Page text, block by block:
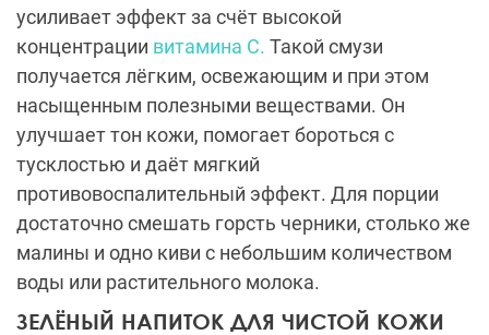
усиливает эффект за счёт высокой
концентрации витамина С. Такой смузи
получается лёгким, освежающим и при этом
насыщенным полезными веществами. Он
улучшает тон кожи, помогает бороться с
тусклостью и даёт мягкий
противовоспалительный эффект. Для порции
достаточно смешать горсть черники, столько же
малины и одно киви с небольшим количеством
воды или растительного молока.
ЗЕЛЁНЫЙ НАПИТОК ДЛЯ ЧИСТОЙ КОЖИ